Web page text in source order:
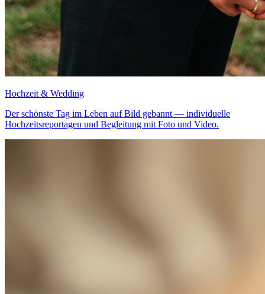
Hochzeit & Wedding
Der schönste Tag im Leben auf Bild gebannt — individuelle
Hochzeitsreportagen und Begleitung mit Foto und Video.